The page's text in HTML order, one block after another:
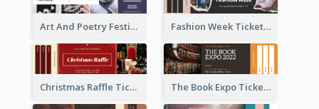
Art And Poetry Festival Ticket Fashion Week Ticket
Christmas Raffle Ticket The Book Expo Ticket